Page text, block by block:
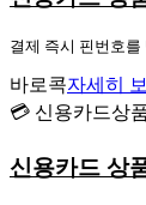
결제 즉시 핀번호를
바로콕자세히 보
💳 신용카드상
신용카드 상